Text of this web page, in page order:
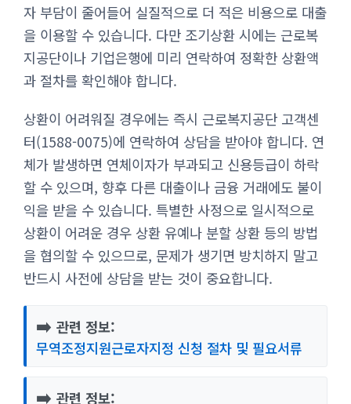
자 부담이 줄어들어 실질적으로 더 적은 비용으로 대출
을 이용할 수 있습니다. 다만 조기상환 시에는 근로복
지공단이나 기업은행에 미리 연락하여 정확한 상환액
과 절차를 확인해야 합니다.
상환이 어려워질 경우에는 즉시 근로복지공단 고객센
터(1588-0075)에 연락하여 상담을 받아야 합니다. 연
체가 발생하면 연체이자가 부과되고 신용등급이 하락
할 수 있으며, 향후 다른 대출이나 금융 거래에도 불이
익을 받을 수 있습니다. 특별한 사정으로 일시적으로
상환이 어려운 경우 상환 유예나 분할 상환 등의 방법
을 협의할 수 있으므로, 문제가 생기면 방치하지 말고
반드시 사전에 상담을 받는 것이 중요합니다.
➡️ 관련 정보:
무역조정지원근로자지정 신청 절차 및 필요서류
➡️ 관련 정보: